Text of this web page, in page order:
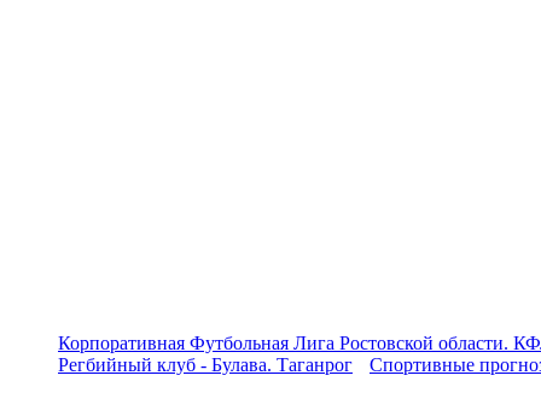
Корпоративная Футбольная Лига Ростовской области.
Регбийный клуб - Булава. Таганрог
Спортивные